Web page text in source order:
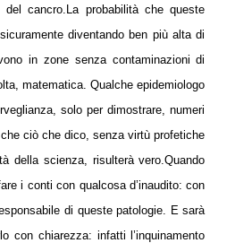
del cancro. La probabilità che queste
diventando ben più alta di
in zone senza contaminazioni di
matematica. Qualche epidemiologo
solo per dimostrare, numeri
ciò che dico, senza virtù profetiche
della scienza, risulterà vero.Quando
i conti con qualcosa d’inaudito: con
di queste patologie. E sarà
con chiarezza: infatti l’inquinamento